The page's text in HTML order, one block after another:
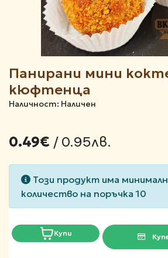
Панирани мини
кюфтенца
Наличност: Наличен
0.49€ / 0.95лв.
Този продукт има
количество на поръчка 10
Купи